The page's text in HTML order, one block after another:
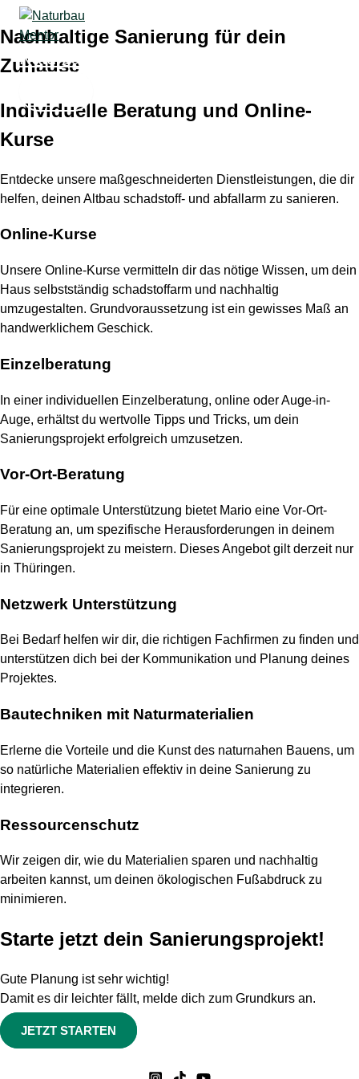
Zum
Inhalt
Naturbau Mentor
Nachhaltige Sanierung für dein
Zuhause
Individuelle Beratung und Online-
Kurse
Entdecke unsere maßgeschneiderten Dienstleistungen, die dir
helfen, deinen Altbau schadstoff- und abfallarm zu sanieren.
Online-Kurse
Unsere Online-Kurse vermitteln dir das nötige Wissen, um dein
Haus selbstständig schadstoffarm und nachhaltig
umzugestalten. Grundvoraussetzung ist ein gewisses Maß an
handwerklichem Geschick.
Einzelberatung
In einer individuellen Einzelberatung, online oder Auge-in-
Auge, erhältst du wertvolle Tipps und Tricks, um dein
Sanierungsprojekt erfolgreich umzusetzen.
Vor-Ort-Beratung
Für eine optimale Unterstützung bietet Mario eine Vor-Ort-
Beratung an, um spezifische Herausforderungen in deinem
Sanierungsprojekt zu meistern. Dieses Angebot gilt derzeit nur
in Thüringen.
Netzwerk Unterstützung
Bei Bedarf helfen wir dir, die richtigen Fachfirmen zu finden und
unterstützen dich bei der Kommunikation und Planung deines
Projektes.
Bautechniken mit Naturmaterialien
Erlerne die Vorteile und die Kunst des naturnahen Bauens, um
so natürliche Materialien effektiv in deine Sanierung zu
integrieren.
Ressourcenschutz
Wir zeigen dir, wie du Materialien sparen und nachhaltig
arbeiten kannst, um deinen ökologischen Fußabdruck zu
minimieren.
Starte jetzt dein Sanierungsprojekt!
Gute Planung ist sehr wichtig!
Damit es dir leichter fällt, melde dich zum Grundkurs an.
JETZT STARTEN